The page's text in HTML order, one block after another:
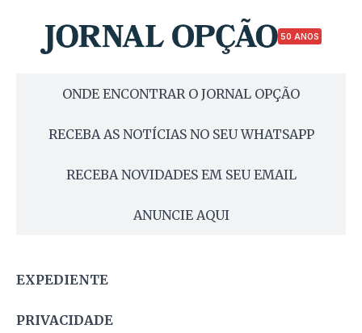
50 ANOS
ONDE ENCONTRAR O JORNAL OPÇÃO
RECEBA AS NOTÍCIAS NO SEU WHATSAPP
RECEBA NOVIDADES EM SEU EMAIL
ANUNCIE AQUI
EXPEDIENTE
PRIVACIDADE